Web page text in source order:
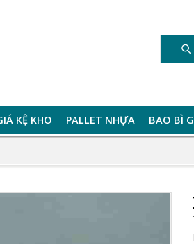
KỆ KHO PALLET NHỰA BAO BÌ